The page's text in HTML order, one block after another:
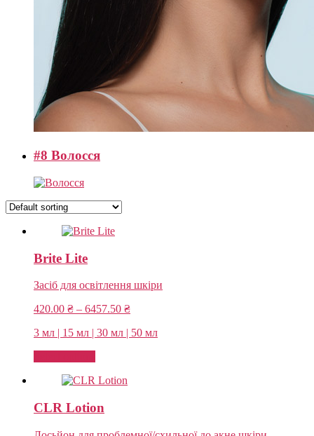
#8 Волосся
Brite Lite
Засіб для освітлення шкіри
420.00 ₴ – 6457.50 ₴Price
420.00 ₴
3 мл | 15 мл | 30 мл | 50 мл
CLR Lotion